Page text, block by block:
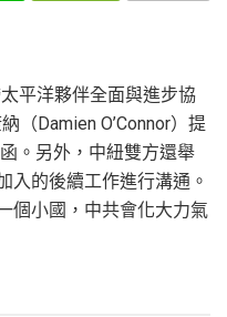
平洋夥伴全面與進步協
（Damien O’Connor）提
。另外，中紐雙方還舉
入的後續工作進行溝通。
個小國，中共會化大力氣